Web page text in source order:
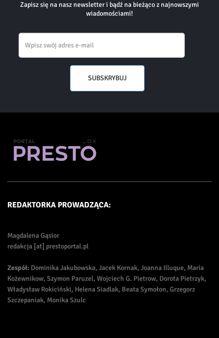
Zapisz się na nasz newsletter i bądź na bieżąco z najnowszymi
wiadomościami!
SUBSKRYBUJ
REDAKTORKA PROWADZĄCA:
Magdalena Gąsior
redakcja [at] prestoportal.pl
Zespół: Dominika Jakubowska, Jacek Kornak, Joanna Illuque, Maria
Kożewnikow, Szymon Paruzel, Wojciech G. Pietrow, Dorota Pietrzyk,
Władysław Rokiciński, Helena Siadlak, Beata Symołon, Grzegorz
Szczepaniak, Monika Szulc